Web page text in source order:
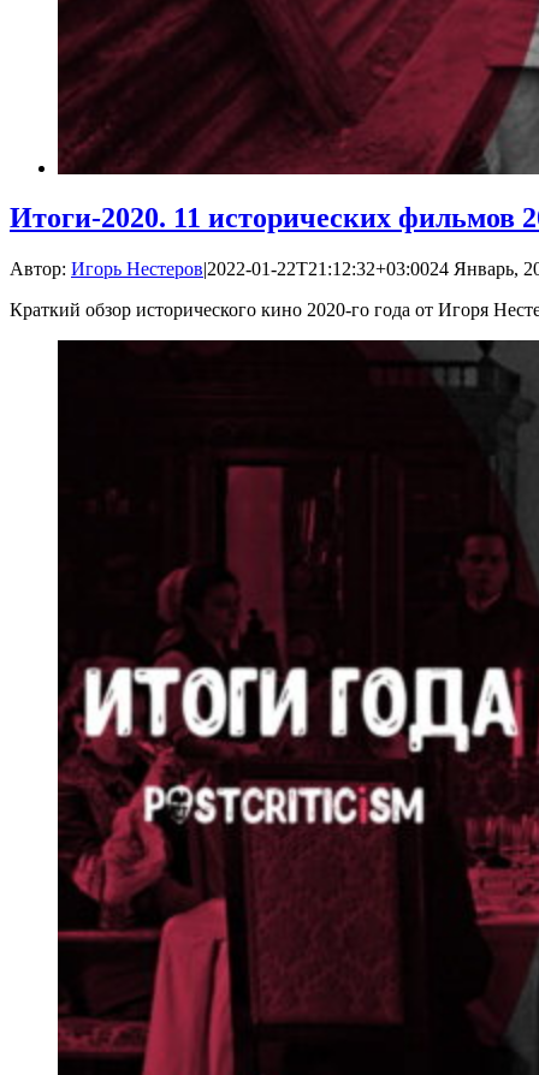
Итоги-2020. 11 исторических фильмов
Автор: Игорь Нестеров|2022-01-22T21:12:32+03:0024 Январь,
Краткий обзор исторического кино 2020-го года от Игоря